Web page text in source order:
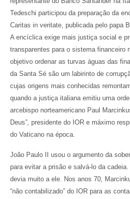
Tedeschi participou da preparação da
Caritas in veritate, publicada pelo papa
A encíclica exige mais justiça social e
transparentes para o sistema financeiro
objetivo ordenar as turvas águas das
da Santa Sé são um labirinto de
cujas origens mais conhecidas
quando a justiça italiana emitiu uma
arcebispo norteamericano Paul
Deus”, presidente do IOR e máximo
do Vaticano na época.
João Paulo II usou o argumento da
para evitar a prisão e salvá-lo da
devia muito a ele. Nos anos 70,
“não contabilizado” do IOR para as